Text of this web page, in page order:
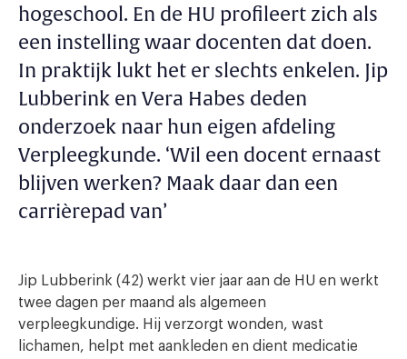
hogeschool. En de HU profileert zich als
een instelling waar docenten dat doen.
In praktijk lukt het er slechts enkelen. Jip
Lubberink en Vera Habes deden
onderzoek naar hun eigen afdeling
Verpleegkunde. ‘Wil een docent ernaast
blijven werken? Maak daar dan een
carrièrepad van’
Jip Lubberink (42) werkt vier jaar aan de HU en werkt
twee dagen per maand als algemeen
verpleegkundige. Hij verzorgt wonden, wast
lichamen, helpt met aankleden en dient medicatie